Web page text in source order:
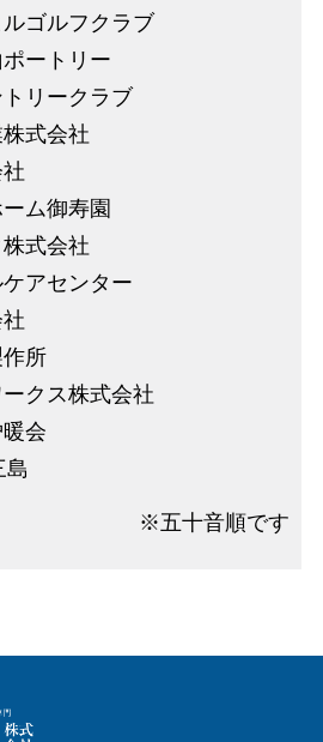
ルゴルフクラブ
ートリー
トリークラブ
式会社
社
ム御寿園
株式会社
アセンター
社
所
クス株式会社
会
島
※五十音順です